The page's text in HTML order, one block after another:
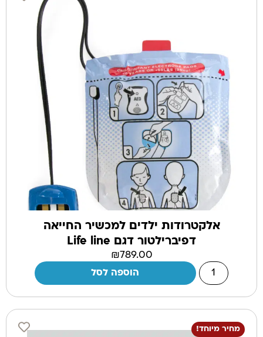
אלקטרודות ילדים למכשיר החייאה
דפיברילטור דגם Life line
₪789.00
הוספה לסל
מחיר מיוחד!